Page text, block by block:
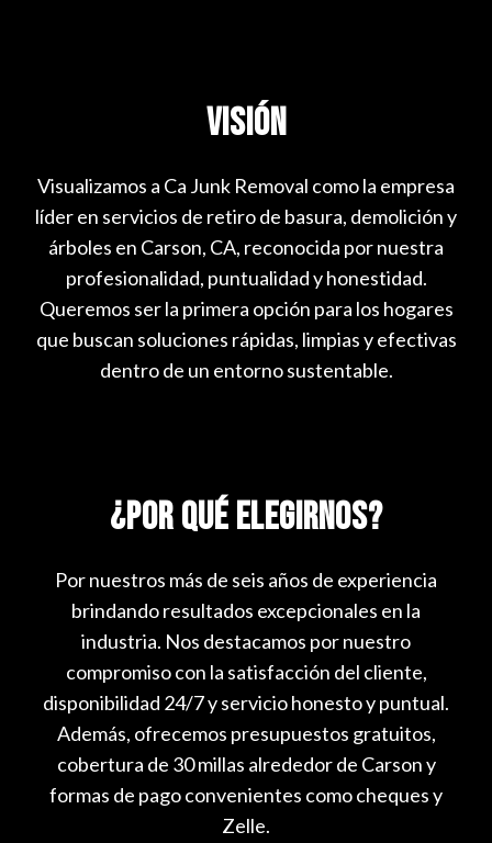
Visión
Visualizamos a Ca Junk Removal como la empresa
líder en servicios de retiro de basura, demolición y
árboles en Carson, CA, reconocida por nuestra
profesionalidad, puntualidad y honestidad.
Queremos ser la primera opción para los hogares
que buscan soluciones rápidas, limpias y efectivas
dentro de un entorno sustentable.
¿Por Qué Elegirnos?
Por nuestros más de seis años de experiencia
brindando resultados excepcionales en la
industria. Nos destacamos por nuestro
compromiso con la satisfacción del cliente,
disponibilidad 24/7 y servicio honesto y puntual.
Además, ofrecemos presupuestos gratuitos,
cobertura de 30 millas alrededor de Carson y
formas de pago convenientes como cheques y
Zelle.